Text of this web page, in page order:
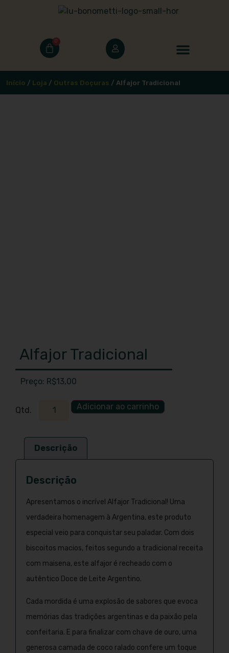
0
Início / Loja / Outras Doçuras / Alfajor Tradicional
Alfajor Tradicional
R$13,00
Adicionar ao carrinho
Descrição
Descrição
Apresentamos o incrível Alfajor Tradicional! Uma
verdadeira homenagem à Argentina, este produto
especial veio para conquistar seu paladar. Com dois
biscoitos macios, feitos segundo a tradicional receita
com maisena, este alfajor é recheado com o
autêntico Doce de Leite Argentino.
Cada mordida é uma explosão de sabores que evoca
memórias das tradições argentinas e da paixão pela
confeitaria. E para finalizar com chave de ouro, uma
generosa camada de coco ralado confere um toque